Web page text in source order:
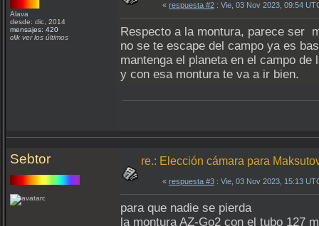
Alava
desde: dic, 2014
mensajes: 420
clik ver los últimos
« respuesta #2 : Vie, 03 Nov 2023, 09:54
Respecto a la montura, parece ser
no se te escape del campo ya es
mantenga el planeta en el campo
y con esa montura te va a ir bien.
Sebtor re.: Elección cámara para
« respuesta #3 : Vie, 03 Nov 2023, 15:13
para que nadie se pierda
la montura AZ-Go2 con el tubo 127